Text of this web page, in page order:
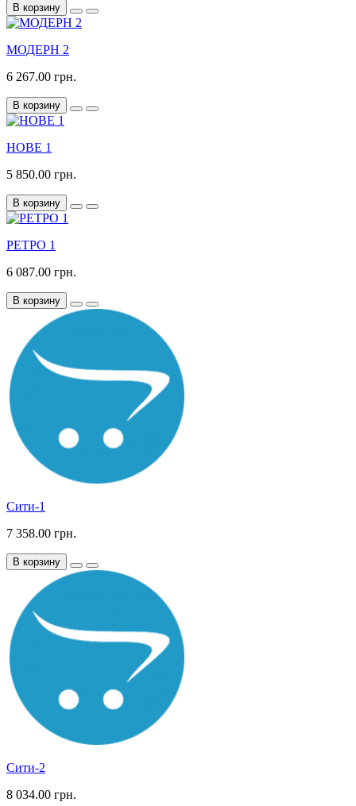
В корзину
МОДЕРН 2
6 267.00 грн.
В корзину
НОВЕ 1
5 850.00 грн.
В корзину
РЕТРО 1
6 087.00 грн.
В корзину
Сити-1
7 358.00 грн.
В корзину
Сити-2
8 034.00 грн.